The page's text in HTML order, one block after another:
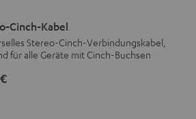
Cinch-Kabel
Stereo-Cinch-Verbindungskabel,
für alle Geräte mit Cinch-Buchsen
€